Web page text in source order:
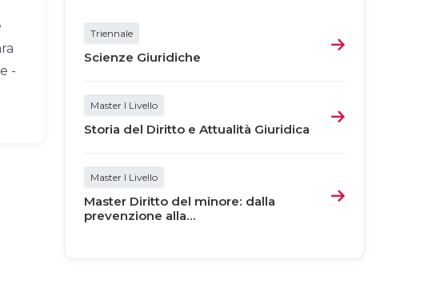
-
Triennale
Scienze Giuridiche
Master I Livello
Storia del Diritto e Attualità Giuridica
Master I Livello
Master Diritto del minore: dalla
prevenzione alla...